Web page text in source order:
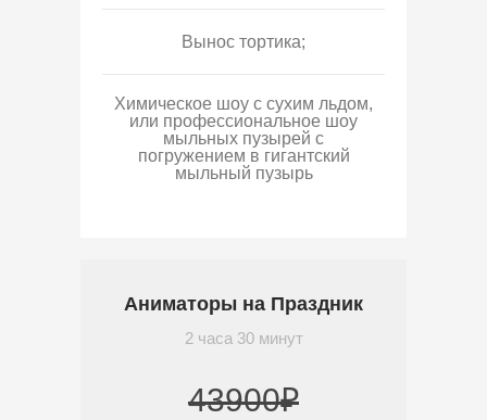
Вынос тортика;
Химическое шоу с сухим льдом,
или профессиональное шоу
мыльных пузырей с
погружением в гигантский
мыльный пузырь
Аниматоры на Праздник
2 часа 30 минут
43900₽